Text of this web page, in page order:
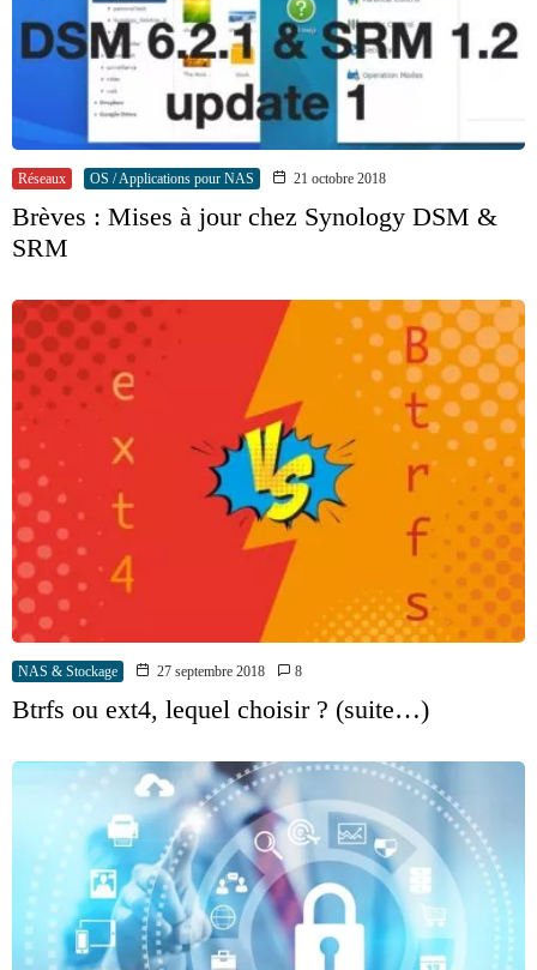
Réseaux OS / Applications pour NAS 21 octobre 2018
Brèves : Mises à jour chez Synology DSM &
SRM
NAS & Stockage 27 septembre 2018 8
Btrfs ou ext4, lequel choisir ? (suite…)